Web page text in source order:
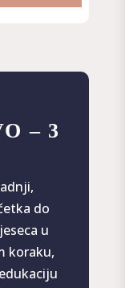
– 3
do
u
koraku,